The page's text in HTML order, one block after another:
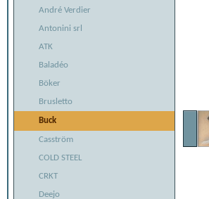
André Verdier
Antonini srl
ATK
Baladéo
Böker
Brusletto
Buck
Casström
COLD STEEL
CRKT
Deejo